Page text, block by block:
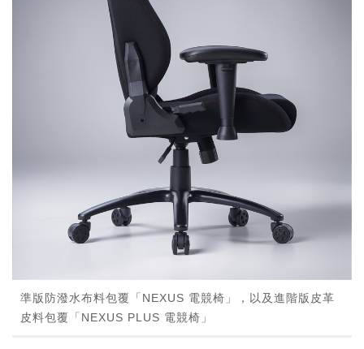
準版防潑水布料包覆「NEXUS 電競椅」，以及進階版皮革
皮料包覆「NEXUS PLUS 電競椅」